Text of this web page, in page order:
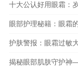
十大公认好用眼霜：
眼部护理秘籍：眼霜
护肤警报：眼霜过敏
揭秘眼部肌肤守护